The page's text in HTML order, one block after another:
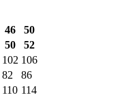
46
50
50
52
102 106
82
86
110 114